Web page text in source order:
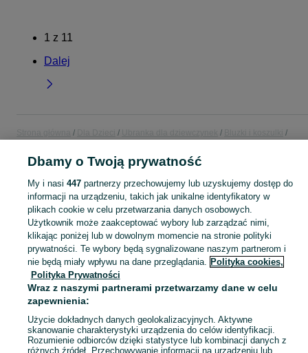
1 z 11
Dalej
Strona główna Ubranka dla dziewczynek
Koszulki z długim rękawem - Pruszków
KATEGORIA
garnitur dla dziewczynki,spodnie dzwony dla dziewczynki,strój Zobacz
Mapa kategorii
Mapa miejscowości
Mapa ministron
Popularne wyszukiwania
Dbamy o Twoją prywatność
My i nasi 447partnerzy przechowujemy lub uzyskujemy dostęp do
informacji na urządzeniu, takich jak unikalne identyfikatory w
plikach cookie w celu przetwarzania danych osobowych.
Użytkownik może zaakceptować wybory lub zarządzać nimi,
klikając poniżej lub w dowolnym momencie na stronie polityki
prywatności. Te wybory będą sygnalizowane naszym partnerom i
nie będą miały wpływu na dane przeglądania. Polityka cookies,
Polityka Prywatności
Wraz z naszymi partnerami przetwarzamy dane w celu
zapewnienia:
Użycie dokładnych danych geolokalizacyjnych. Aktywne
skanowanie charakterystyki urządzenia do celów identyfikacji.
Rozumienie odbiorców dzięki statystyce lub kombinacji danych z
różnych źródeł. Przechowywanie informacji na urządzeniu lub